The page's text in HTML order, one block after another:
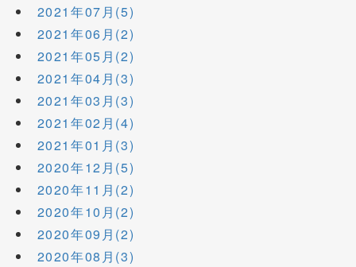
2021年07月(5)
2021年06月(2)
2021年05月(2)
2021年04月(3)
2021年03月(3)
2021年02月(4)
2021年01月(3)
2020年12月(5)
2020年11月(2)
2020年10月(2)
2020年09月(2)
2020年08月(3)